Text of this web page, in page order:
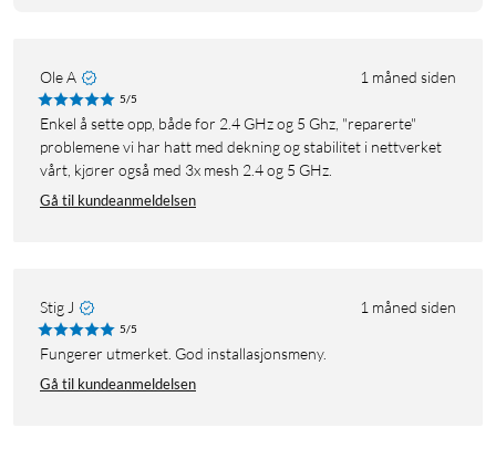
Ole A 1 måned siden
5/5
Enkel å sette opp, både for 2.4 GHz og 5 Ghz, "reparerte"
problemene vi har hatt med dekning og stabilitet i nettverket
vårt, kjører også med 3x mesh 2.4 og 5 GHz.
Gå til kundeanmeldelsen
Stig J 1 måned siden
5/5
Fungerer utmerket. God installasjonsmeny.
Gå til kundeanmeldelsen